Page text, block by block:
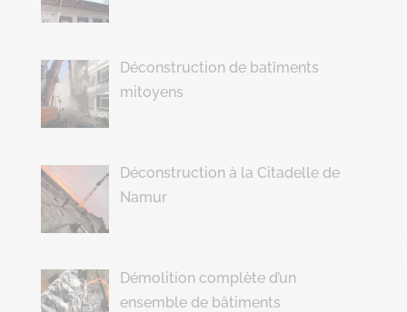
Déconstruction de batîments
mitoyens
Déconstruction à la Citadelle de
Namur
Démolition complète d’un
ensemble de bâtiments